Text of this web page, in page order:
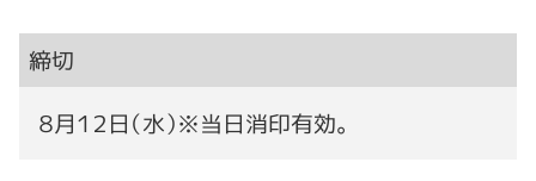
締切
８月１２日（水）※当日消印有効。